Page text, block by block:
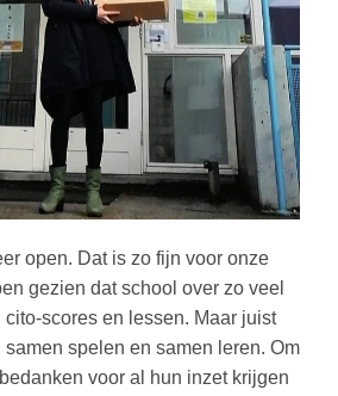
open. Dat is zo fijn voor onze
gezien dat school over zo veel
cito-scores en lessen. Maar juist
spelen en samen leren. Om
voor al hun inzet krijgen